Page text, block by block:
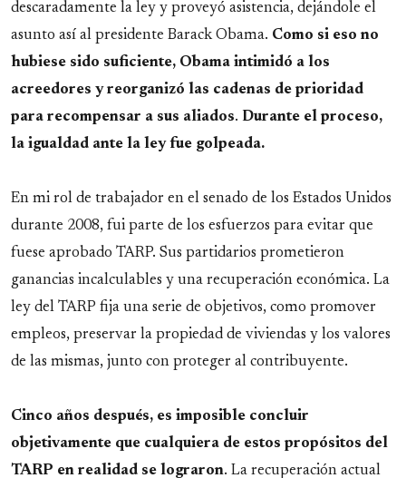
descaradamente la ley y proveyó asistencia, dejándole el
asunto así al presidente Barack Obama. Como si eso no
hubiese sido suficiente, Obama intimidó a los
acreedores y reorganizó las cadenas de prioridad
para recompensar a sus aliados. Durante el proceso,
la igualdad ante la ley fue golpeada.
En mi rol de trabajador en el senado de los Estados Unidos
durante 2008, fui parte de los esfuerzos para evitar que
fuese aprobado TARP. Sus partidarios prometieron
ganancias incalculables y una recuperación económica. La
ley del TARP fija una serie de objetivos, como promover
empleos, preservar la propiedad de viviendas y los valores
de las mismas, junto con proteger al contribuyente.
Cinco años después, es imposible concluir
objetivamente que cualquiera de estos propósitos del
TARP en realidad se lograron. La recuperación actual